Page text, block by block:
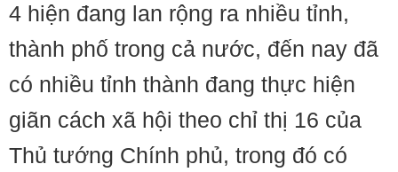
4 hiện đang lan rộng ra nhiều tỉnh,
thành phố trong cả nước, đến nay đã
có nhiều tỉnh thành đang thực hiện
giãn cách xã hội theo chỉ thị 16 của
Thủ tướng Chính phủ, trong đó có